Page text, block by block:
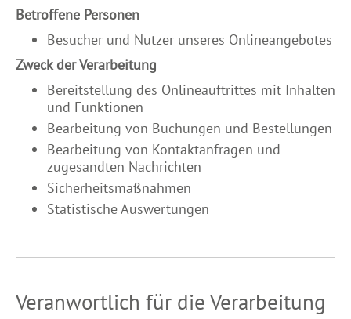
Betroffene Personen
Besucher und Nutzer unseres Onlineangebotes
Zweck der Verarbeitung
Bereitstellung des Onlineauftrittes mit Inhalten
und Funktionen
Bearbeitung von Buchungen und Bestellungen
Bearbeitung von Kontaktanfragen und
zugesandten Nachrichten
Sicherheitsmaßnahmen
Statistische Auswertungen
Veranwortlich für die Verarbeitung